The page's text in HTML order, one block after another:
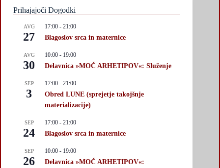
Prihajajoči Dogodki
AVG
27
17:00 - 21:00
Blagoslov srca in maternice
AVG
30
10:00 - 19:00
Delavnica »MOČ ARHETIPOV«: Služenje
SEP
3
17:00 - 21:00
Obred LUNE (sprejetje takojšnje
materializacije)
SEP
24
17:00 - 21:00
Blagoslov srca in maternice
SEP
26
10:00 - 19:00
Delavnica »MOČ ARHETIPOV«: